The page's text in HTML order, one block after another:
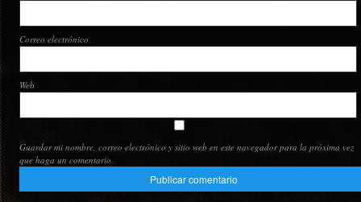
Correo electrónico
Web
Guardar mi nombre, correo electrónico y sitio web en este navegador para la próxima vez
que haga un comentario.